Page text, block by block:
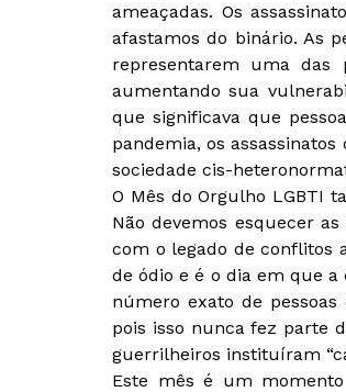
ameaçadas. Os
afastamos do binário. As
representarem uma das
aumentando sua
que significava que
pandemia, os
sociedade cis-
O Mês do Orgulho LGBTI
Não devemos esquecer
com o legado de conflitos
de ódio e é o dia em que
número exato de
pois isso nunca fez parte
guerrilheiros instituíram
Este mês é um